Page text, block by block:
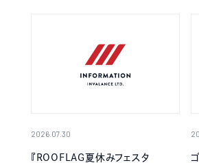
2026.07.30
『ROOFLAG夏休みフェスタ